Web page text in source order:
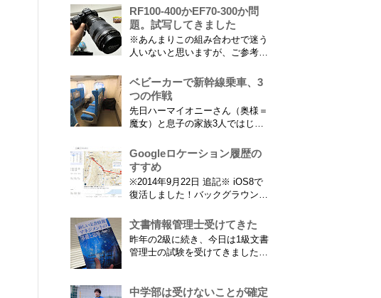
問題...
供の名前に使える漢字には制限が
あります。たまに使える漢字が増
えたり減ったりしてニュースにな
ってますよね。（2015年１月には
「巫」の字が人名漢字に追加され
RF100-400かEF70-300か問
題。試写してきました
※あんまりこの組み合わせで迷う
人いないと思いますが、ご参考に
とにご注意ください。 息子がサ
ッカーを始めたことで望遠レンズ
をつけての撮影機会がまた増えて
きました。使っているのは EF70-
300mm F4-5.6 IS USM というレ
ベビーカーで新幹線乗車、3
つの作戦
先日ハーマイオニーさん（奥様＝
魔女）と息子の家族3人ではじめ
た。息子はまだ8ヶ月なので基本
ヒザの上なのですが、問題はベビ
ーカーをどうするか。色々事前に
調べたことと、実際に乗ってわか
ったことをご報告いたします！ ※
ので...
Googleロケーション履歴の
すすめ
※2014年9月22日 追記※ iOS8で
復活しました！バックグラウンド
iPhone 6 Plusで確認しました。
カモノハシ通信3: Googleロケー
ション履歴がiOS8で復活！
※2013年11月8日 追記※ 残念な
文書情報管理士受けてきた
昨年の2級に続き、今日は1級文書
管理士の試験を受けてきました。
かしい…。 ※後日追記※ 無事合
中学部は受けないことが確定